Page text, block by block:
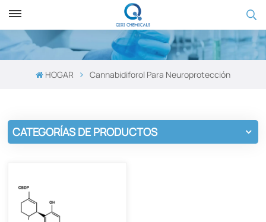
HOGAR Cannabidiforol Para Neuroprotección
CATEGORÍAS DE PRODUCTOS